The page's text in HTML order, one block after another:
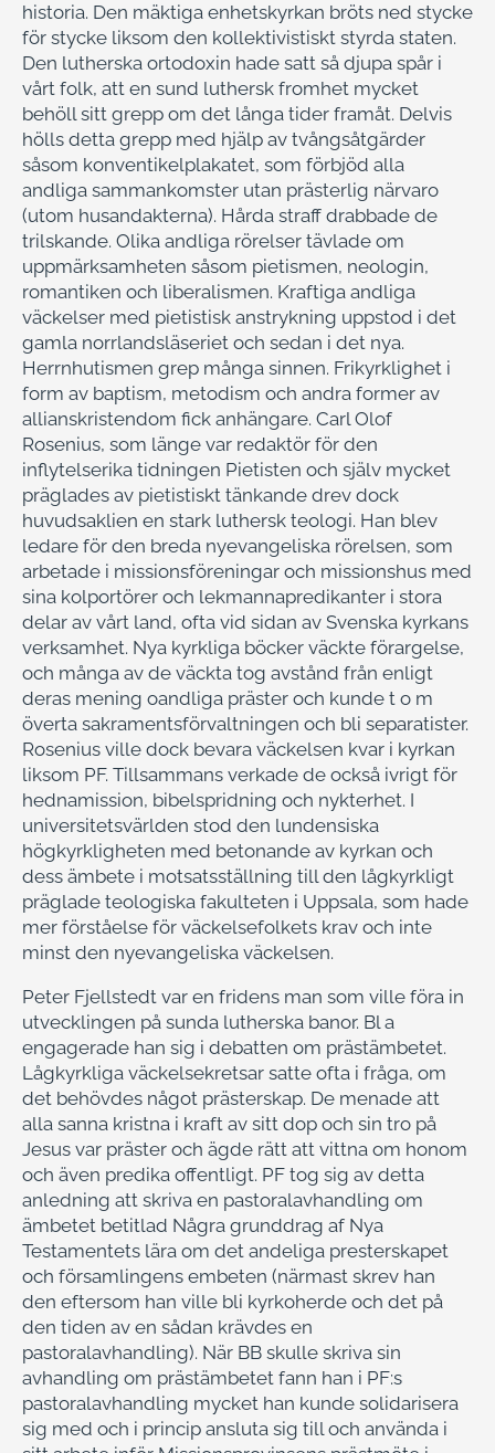
historia. Den mäktiga enhetskyrkan bröts ned stycke
för stycke liksom den kollektivistiskt styrda staten.
Den lutherska ortodoxin hade satt så djupa spår i
vårt folk, att en sund luthersk fromhet mycket
behöll sitt grepp om det långa tider framåt. Delvis
hölls detta grepp med hjälp av tvångsåtgärder
såsom konventikelplakatet, som förbjöd alla
andliga sammankomster utan prästerlig närvaro
(utom husandakterna). Hårda straff drabbade de
trilskande. Olika andliga rörelser tävlade om
uppmärksamheten såsom pietismen, neologin,
romantiken och liberalismen. Kraftiga andliga
väckelser med pietistisk anstrykning uppstod i det
gamla norrlandsläseriet och sedan i det nya.
Herrnhutismen grep många sinnen. Frikyrklighet i
form av baptism, metodism och andra former av
allianskristendom fick anhängare. Carl Olof
Rosenius, som länge var redaktör för den
inflytelserika tidningen Pietisten och själv mycket
präglades av pietistiskt tänkande drev dock
huvudsaklien en stark luthersk teologi. Han blev
ledare för den breda nyevangeliska rörelsen, som
arbetade i missionsföreningar och missionshus med
sina kolportörer och lekmannapredikanter i stora
delar av vårt land, ofta vid sidan av Svenska kyrkans
verksamhet. Nya kyrkliga böcker väckte förargelse,
och många av de väckta tog avstånd från enligt
deras mening oandliga präster och kunde t o m
överta sakramentsförvaltningen och bli separatister.
Rosenius ville dock bevara väckelsen kvar i kyrkan
liksom PF. Tillsammans verkade de också ivrigt för
hednamission, bibelspridning och nykterhet. I
universitetsvärlden stod den lundensiska
högkyrkligheten med betonande av kyrkan och
dess ämbete i motsatsställning till den lågkyrkligt
präglade teologiska fakulteten i Uppsala, som hade
mer förståelse för väckelsefolkets krav och inte
minst den nyevangeliska väckelsen.
Peter Fjellstedt var en fridens man som ville föra in
utvecklingen på sunda lutherska banor. Bl a
engagerade han sig i debatten om prästämbetet.
Lågkyrkliga väckelsekretsar satte ofta i fråga, om
det behövdes något prästerskap. De menade att
alla sanna kristna i kraft av sitt dop och sin tro på
Jesus var präster och ägde rätt att vittna om honom
och även predika offentligt. PF tog sig av detta
anledning att skriva en pastoralavhandling om
ämbetet betitlad Några grunddrag af Nya
Testamentets lära om det andeliga presterskapet
och församlingens embeten (närmast skrev han
den eftersom han ville bli kyrkoherde och det på
den tiden av en sådan krävdes en
pastoralavhandling). När BB skulle skriva sin
avhandling om prästämbetet fann han i PF:s
pastoralavhandling mycket han kunde solidarisera
sig med och i princip ansluta sig till och använda i